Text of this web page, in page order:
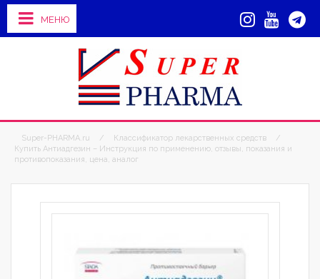
МЕНЮ
Super-PHARMA.ru / Классификатор лекарственных средств
/
Купить Антиадгезин – Инструкция по применению, отзывы, показания и
противопоказания, цена, аналог